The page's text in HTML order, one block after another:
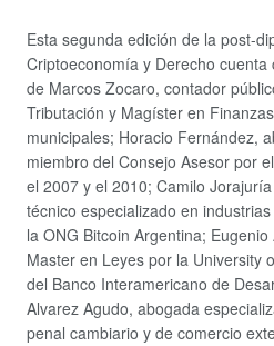
Esta segunda edición de la post-
Criptoeconomía y Derecho
de Marcos Zocaro, contador
Tributación y Magíster en
municipales; Horacio Fernández,
miembro del Consejo Asesor por
el 2007 y el 2010; Camilo
técnico especializado en
la ONG Bitcoin Argentina;
Master en Leyes por la University
del Banco Interamericano de
Alvarez Agudo, abogada
penal cambiario y de comercio